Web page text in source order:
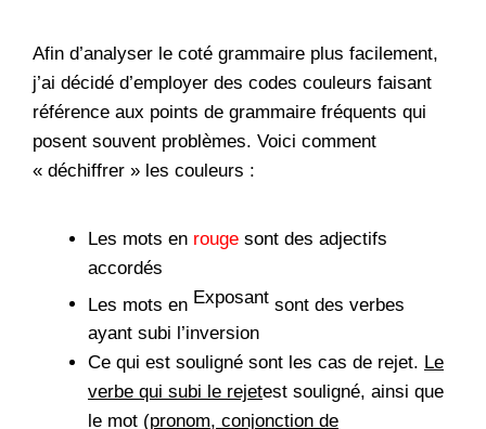
Afin d’analyser le coté grammaire plus facilement,
j’ai décidé d’employer des codes couleurs faisant
référence aux points de grammaire fréquents qui
posent souvent problèmes. Voici comment
« déchiffrer » les couleurs :
Les mots en rouge sont des adjectifs
accordés
Les mots en Exposant sont des verbes
ayant subi l’inversion
Ce qui est souligné sont les cas de rejet. Le
verbe qui subi le rejetest souligné, ainsi que
le mot (pronom, conjonction de